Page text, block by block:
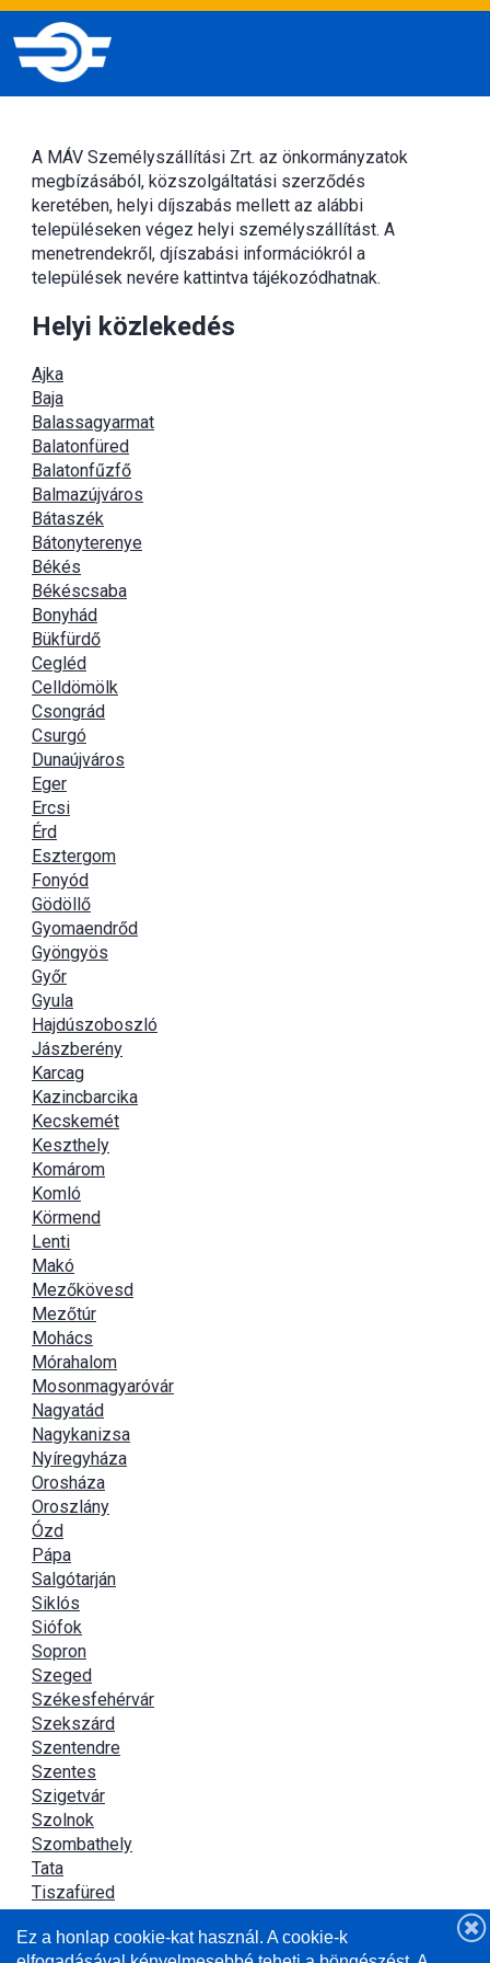
A MÁV Személyszállítási Zrt. az önkormányzatok
megbízásából, közszolgáltatási szerződés
keretében, helyi díjszabás mellett az alábbi
településeken végez helyi személyszállítást. A
menetrendekről, djíszabási információkról a
települések nevére kattintva tájékozódhatnak.
Helyi közlekedés
Ajka
Baja
Balassagyarmat
Balatonfüred
Balatonfűzfő
Balmazújváros
Bátaszék
Bátonyterenye
Békés
Békéscsaba
Bonyhád
Bükfürdő
Cegléd
Celldömölk
Csongrád
Csurgó
Dunaújváros
Eger
Ercsi
Érd
Esztergom
Fonyód
Gödöllő
Gyomaendrőd
Gyöngyös
Győr
Gyula
Hajdúszoboszló
Jászberény
Karcag
Kazincbarcika
Kecskemét
Keszthely
Komárom
Komló
Körmend
Lenti
Makó
Mezőkövesd
Mezőtúr
Mohács
Mórahalom
Mosonmagyaróvár
Nagyatád
Nagykanizsa
Nyíregyháza
Orosháza
Oroszlány
Ózd
Pápa
Salgótarján
Siklós
Siófok
Sopron
Szeged
Székesfehérvár
Szekszárd
Szentendre
Szentes
Szigetvár
Szolnok
Szombathely
Tata
Tiszafüred
Újszász
Ez a honlap cookie-kat használ. A cookie-k